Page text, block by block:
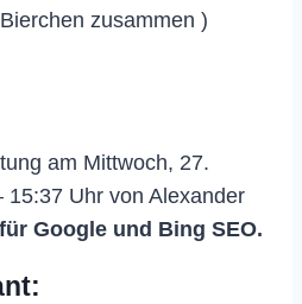
zusammen )
am Mittwoch, 27.
15:37 Uhr von Alexander
Google und Bing SEO.